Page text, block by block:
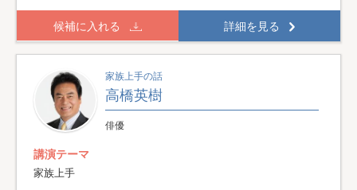
候補に入れる 詳細を見る
家族上手の話
高橋英樹
俳優
講演テーマ
家族上手